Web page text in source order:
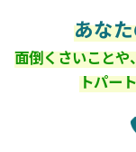
あな
面倒くさいこと
トパー